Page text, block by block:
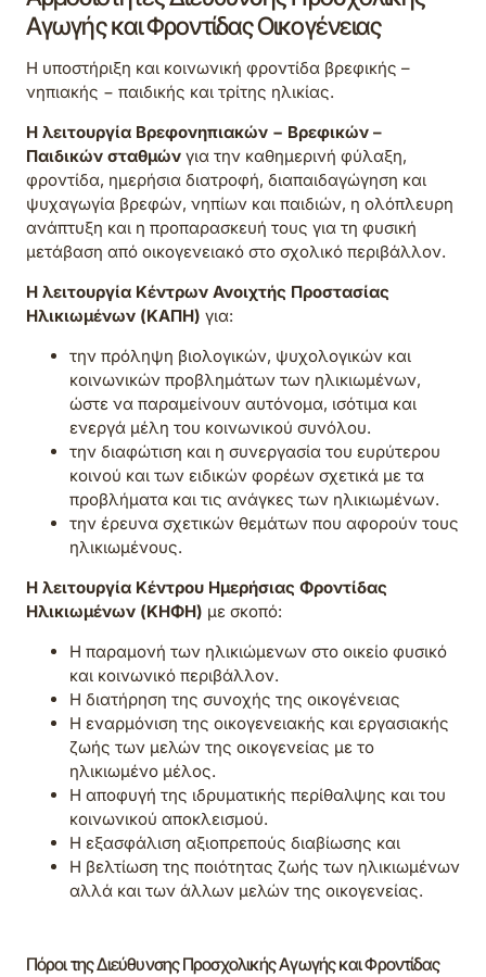
Αγωγής και Φροντίδας Οικογένειας
Η υποστήριξη και κοινωνική φροντίδα βρεφικής –
νηπιακής − παιδικής και τρίτης ηλικίας.
Η λειτουργία Βρεφονηπιακών − Βρεφικών –
Παιδικών σταθμών για την καθημερινή φύλαξη,
φροντίδα, ημερήσια διατροφή, διαπαιδαγώγηση και
ψυχαγωγία βρεφών, νηπίων και παιδιών, η ολόπλευρη
ανάπτυξη και η προπαρασκευή τους για τη φυσική
μετάβαση από οικογενειακό στο σχολικό περιβάλλον.
Η λειτουργία Κέντρων Ανοιχτής Προστασίας
Ηλικιωμένων (ΚΑΠΗ) για:
την πρόληψη βιολογικών, ψυχολογικών και
κοινωνικών προβλημάτων των ηλικιωμένων,
ώστε να παραμείνουν αυτόνομα, ισότιμα και
ενεργά μέλη του κοινωνικού συνόλου.
την διαφώτιση και η συνεργασία του ευρύτερου
κοινού και των ειδικών φορέων σχετικά με τα
προβλήματα και τις ανάγκες των ηλικιωμένων.
την έρευνα σχετικών θεμάτων που αφορούν τους
ηλικιωμένους.
Η λειτουργία Κέντρου Ημερήσιας Φροντίδας
Ηλικιωμένων (ΚΗΦΗ) με σκοπό:
Η παραμονή των ηλικιώμενων στο οικείο φυσικό
και κοινωνικό περιβάλλον.
Η διατήρηση της συνοχής της οικογένειας
Η εναρμόνιση της οικογενειακής και εργασιακής
ζωής των μελών της οικογενείας με το
ηλικιωμένο μέλος.
Η αποφυγή της ιδρυματικής περίθαλψης και του
κοινωνικού αποκλεισμού.
Η εξασφάλιση αξιοπρεπούς διαβίωσης και
Η βελτίωση της ποιότητας ζωής των ηλικιωμένων
αλλά και των άλλων μελών της οικογενείας.
Πόροι της Διεύθυνσης Προσχολικής Αγωγής και Φροντίδας